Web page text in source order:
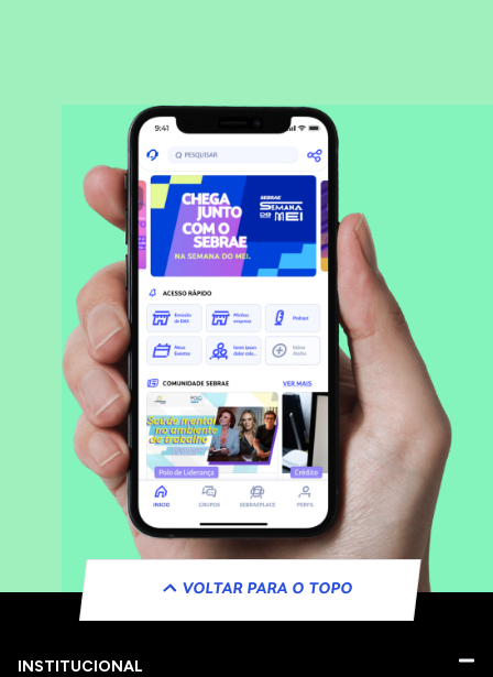
VOLTAR PARA O TOPO
INSTITUCIONAL